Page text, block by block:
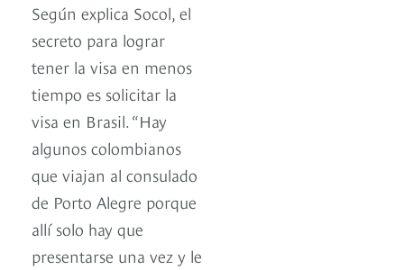
Según explica Socol, el
secreto para lograr
tener la visa en menos
tiempo es solicitar la
visa en Brasil. “Hay
algunos colombianos
que viajan al consulado
de Porto Alegre porque
allí solo hay que
presentarse una vez y le